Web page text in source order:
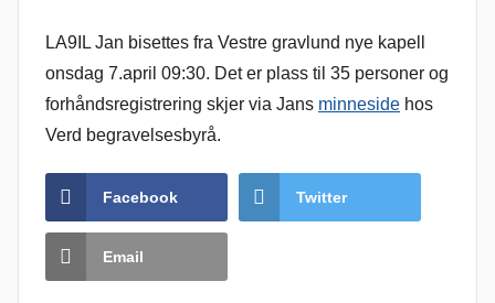
LA9IL Jan bisettes fra Vestre gravlund nye kapell
onsdag 7.april 09:30. Det er plass til 35 personer og
forhåndsregistrering skjer via Jans minneside hos
Verd begravelsesbyrå.
Facebook Twitter
Email